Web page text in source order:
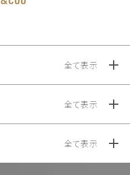
全て表示
全て表示
全て表示